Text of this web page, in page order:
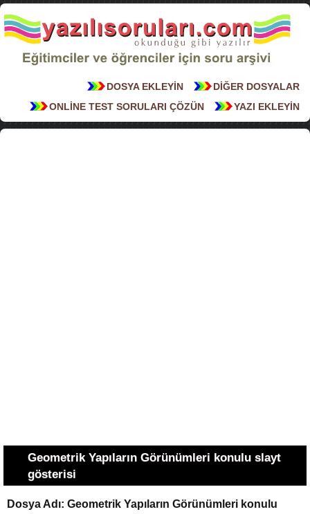
DİĞER DOSYALAR
DOSYA EKLEYİN
YAZI EKLEYİN
ONLİNE TEST SORULARI ÇÖZÜN
Geometrik Yapıların Görünümleri konulu slayt
gösterisi
Dosya Adı: Geometrik Yapıların Görünümleri konulu